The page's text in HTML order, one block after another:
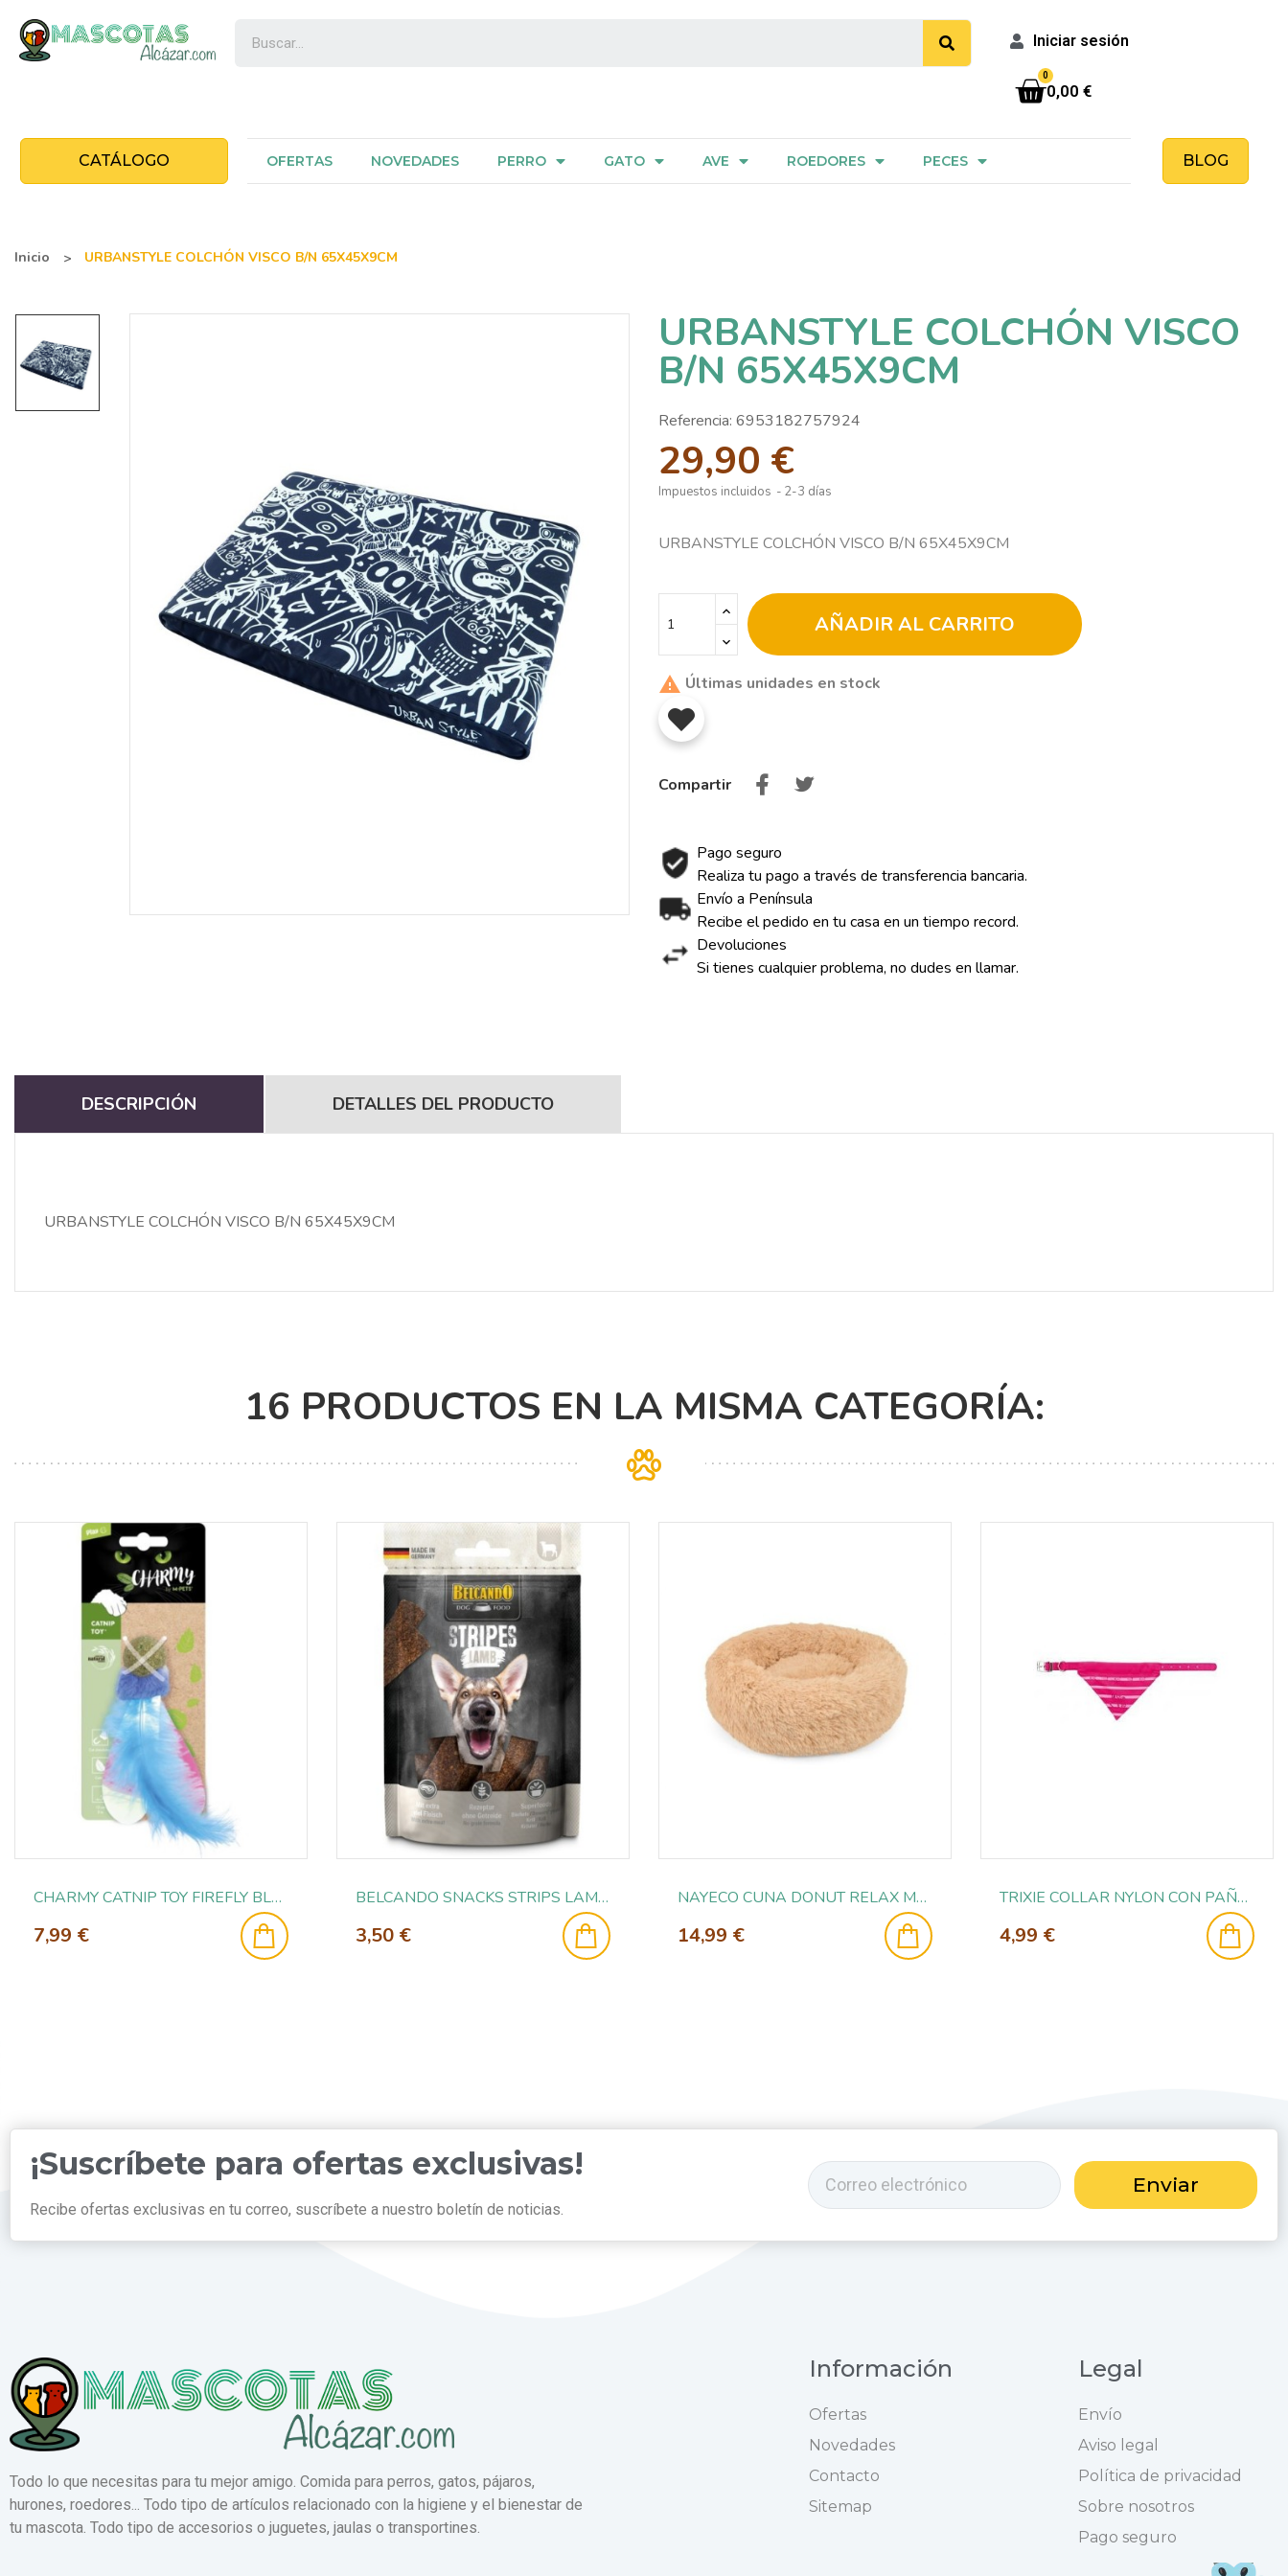
Iniciar sesión
0,00 €
CATÁLOGO OFERTAS NOVEDADES PERRO GATO AVE ROEDORES PECES BLOG
Inicio URBANSTYLE COLCHÓN VISCO B/N 65X45X9CM
URBANSTYLE COLCHÓN VISCO
B/N 65X45X9CM
Referencia: 6953182757924
29,90 €
Impuestos incluidos 2-3 días
URBANSTYLE COLCHÓN VISCO B/N 65X45X9CM
AÑADIR AL CARRITO
 Últimas unidades en stock
Compartir
Pago seguro
Realiza tu pago a través de transferencia bancaria.
Envío a Península
Recibe el pedido en tu casa en un tiempo record.
Devoluciones
Si tienes cualquier problema, no dudes en llamar.
DESCRIPCIÓN DETALLES DEL PRODUCTO
URBANSTYLE COLCHÓN VISCO B/N 65X45X9CM
16 PRODUCTOS EN LA MISMA CATEGORÍA:
CHARMY CATNIP TOY FIREFLY BLUE
7,99 €
BELCANDO SNACKS STRIPS LAMB 70GR
3,50 €
NAYECO CUNA DONUT RELAX MELOCOTON 50X20CM
14,99 €
TRIXIE COLLAR NYLON CON PAÑUELO XS 19-24CM/10MM FU
4,99 €
¡Suscríbete para ofertas exclusivas!
Recibe ofertas exclusivas en tu correo, suscríbete a nuestro boletín de noticias.
Enviar
Todo lo que necesitas para tu mejor amigo. Comida para perros, gatos, pájaros,
hurones, roedores... Todo tipo de artículos relacionado con la higiene y el bienestar de
tu mascota. Todo tipo de accesorios o juguetes, jaulas o transportines.
Información
Ofertas
Novedades
Contacto
Sitemap
Legal
Envío
Aviso legal
Política de privacidad
Sobre nosotros
Pago seguro